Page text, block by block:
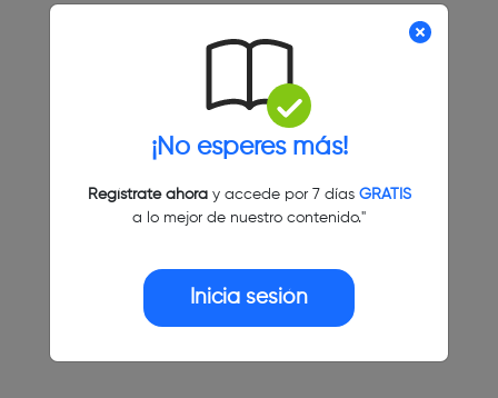
¡No esperes más!
Regístrate ahoray accede por 7 días GRATIS
a lo mejor de nuestro contenido."
Inicia sesión